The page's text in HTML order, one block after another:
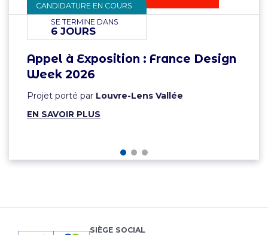
Appel à Exposition : France Design
Week 2026
CANDIDATURE EN COURS
SE TERMINE DANS
6 JOURS
Projet porté par Louvre-Lens Vallée
EN SAVOIR PLUS
SIÈGE SOCIAL